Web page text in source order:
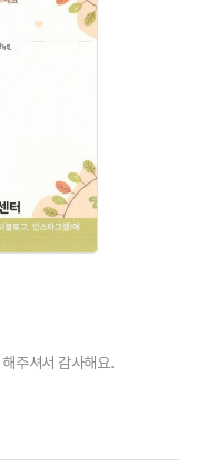
주셔서 감사해요.